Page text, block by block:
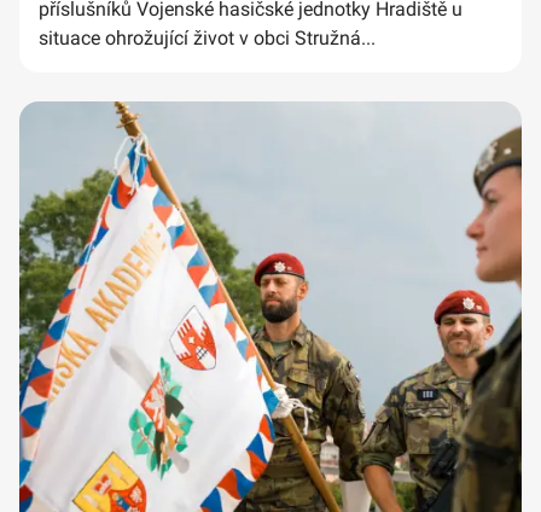
příslušníků Vojenské hasičské jednotky Hradiště u
situace ohrožující život v obci Stružná...